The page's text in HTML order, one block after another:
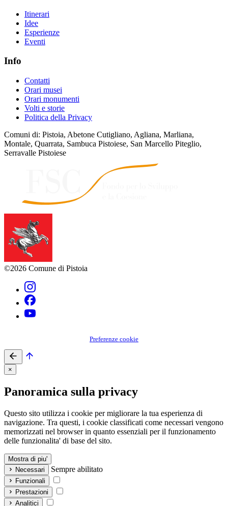
Itinerari
Idee
Esperienze
Eventi
Info
Contatti
Orari musei
Orari monumenti
Volti e storie
Politica della Privacy
Comuni di: Pistoia, Abetone Cutigliano, Agliana, Marliana,
Montale, Quarrata, Sambuca Pistoiese, San Marcello Piteglio,
Serravalle Pistoiese
©2026 Comune di Pistoia
Preferenze cookie
×
Panoramica sulla privacy
Questo sito utilizza i cookie per migliorare la tua esperienza di
navigazione. Tra questi, i cookie classificati come necessari vengono
memorizzati nel browser in quanto essenziali per il funzionamento
delle funzionalita' di base del sito.
Mostra di piu'
Necessari
Sempre abilitato
Funzionali
Prestazioni
Analitici